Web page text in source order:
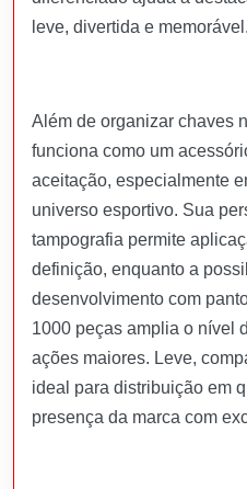
leve, divertida e memorável.
Além de organizar chaves
funciona como um
aceitação, especialmente
universo esportivo. Sua
tampografia permite
definição, enquanto a
desenvolvimento com
1000 peças amplia o nível
ações maiores. Leve,
ideal para distribuição em
presença da marca com